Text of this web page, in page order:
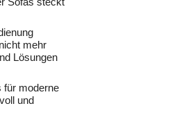
mehr
Lösungen
für moderne
und